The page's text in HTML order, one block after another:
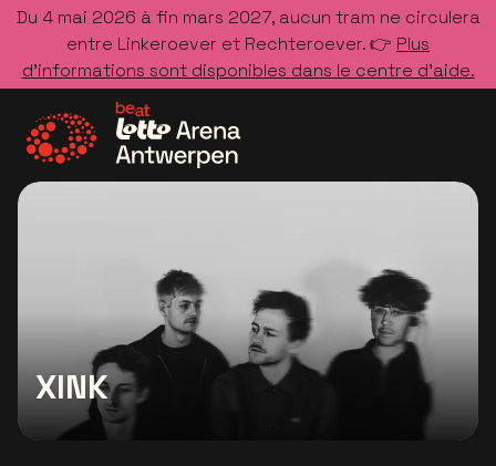
Du 4 mai 2026 à fin mars 2027, aucun tram ne circulera
entre Linkeroever et Rechteroever. 👉 Plus
d’informations sont disponibles dans le centre d’aide.
Allez à la page d'accueil
XINK